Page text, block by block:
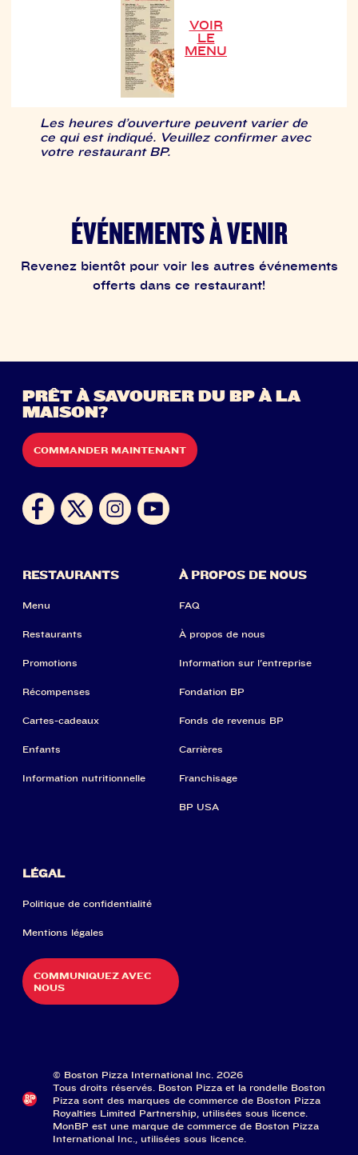
VOIR
LE
MENU
Les heures d’ouverture peuvent varier de
ce qui est indiqué. Veuillez confirmer avec
votre restaurant BP.
ÉVÉNEMENTS À VENIR
Revenez bientôt pour voir les autres événements
offerts dans ce restaurant!
PRÊT À SAVOURER DU BP À LA
MAISON?
COMMANDER MAINTENANT
RESTAURANTS
Menu
Restaurants
Promotions
Récompenses
Cartes-cadeaux
Enfants
Information nutritionnelle
À PROPOS DE NOUS
FAQ
À propos de nous
Information sur l'entreprise
Fondation BP
Fonds de revenus BP
Carrières
Franchisage
BP USA
LÉGAL
Politique de confidentialité
Mentions légales
COMMUNIQUEZ AVEC
NOUS
© Boston Pizza International Inc. 2026
Tous droits réservés. Boston Pizza et la rondelle Boston
Pizza sont des marques de commerce de Boston Pizza
Royalties Limited Partnership, utilisées sous licence.
MonBP est une marque de commerce de Boston Pizza
International Inc., utilisées sous licence.